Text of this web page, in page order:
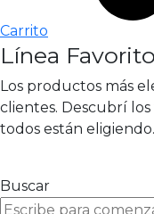
Carrito
Línea
Los productos más
clientes. Descubrí
todos están eligiendo.
Buscar